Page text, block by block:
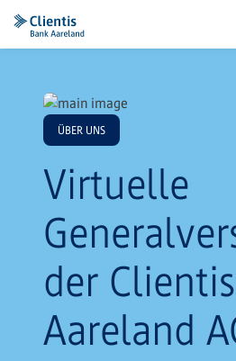
ÜBER UNS
Virtuelle
der
Aareland